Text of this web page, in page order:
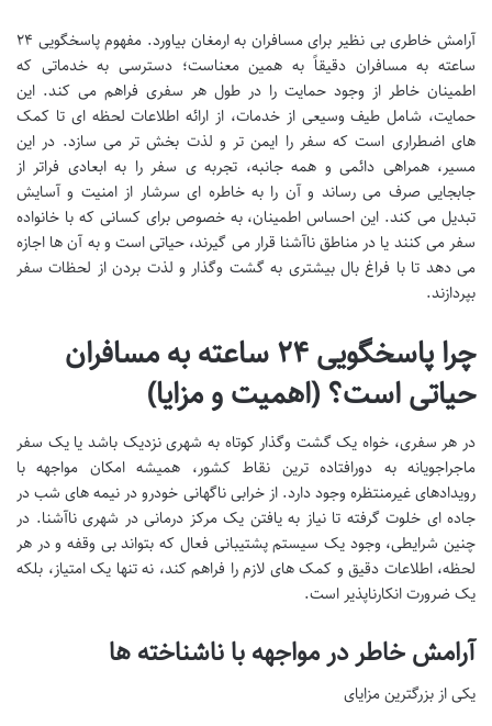
آرامش خاطری بی نظیر برای مسافران به ارمغان بیاورد. مفهوم پاسخگویی ۲۴
ساعته به مسافران دقیقاً به همین معناست؛ دسترسی به خدماتی که
اطمینان خاطر از وجود حمایت را در طول هر سفری فراهم می کند. این
حمایت، شامل طیف وسیعی از خدمات، از ارائه اطلاعات لحظه ای تا کمک
های اضطراری است که سفر را ایمن تر و لذت بخش تر می سازد. در این
مسیر، همراهی دائمی و همه جانبه، تجربه ی سفر را به ابعادی فراتر از
جابجایی صرف می رساند و آن را به خاطره ای سرشار از امنیت و آسایش
تبدیل می کند. این احساس اطمینان، به خصوص برای کسانی که با خانواده
سفر می کنند یا در مناطق ناآشنا قرار می گیرند، حیاتی است و به آن ها اجازه
می دهد تا با فراغ بال بیشتری به گشت وگذار و لذت بردن از لحظات سفر
بپردازند.
چرا پاسخگویی ۲۴ ساعته به مسافران
حیاتی است؟ (اهمیت و مزایا)
در هر سفری، خواه یک گشت وگذار کوتاه به شهری نزدیک باشد یا یک سفر
ماجراجویانه به دورافتاده ترین نقاط کشور، همیشه امکان مواجهه با
رویدادهای غیرمنتظره وجود دارد. از خرابی ناگهانی خودرو در نیمه های شب در
جاده ای خلوت گرفته تا نیاز به یافتن یک مرکز درمانی در شهری ناآشنا. در
چنین شرایطی، وجود یک سیستم پشتیبانی فعال که بتواند بی وقفه و در هر
لحظه، اطلاعات دقیق و کمک های لازم را فراهم کند، نه تنها یک امتیاز، بلکه
یک ضرورت انکارناپذیر است.
آرامش خاطر در مواجهه با ناشناخته ها
یکی از بزرگترین مزایای